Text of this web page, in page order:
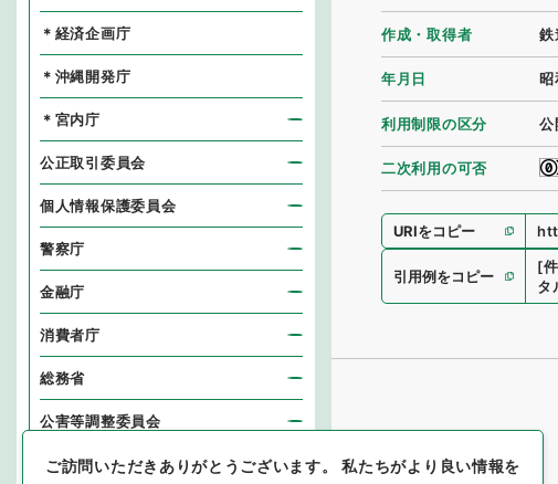
作成・取得者 鉄
年月日 昭
利用制限の区分 公
二次利用の可否
URIをコピー
引用例をコピー
[
タ
＊経済企画庁
＊沖縄開発庁
＊宮内庁
公正取引委員会
個人情報保護委員会
警察庁
金融庁
消費者庁
総務省
公害等調整委員会
消防庁
ご訪問いただきありがとうございます。私たちがより良い情報を